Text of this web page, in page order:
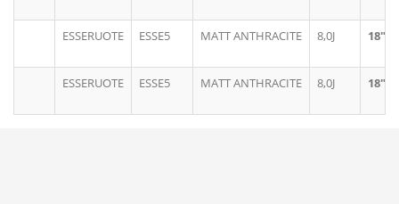
ESSERUOTE ESSE5 MATT ANTHRACITE 8,0J 18"
ESSERUOTE ESSE5 MATT ANTHRACITE 8,0J 18"